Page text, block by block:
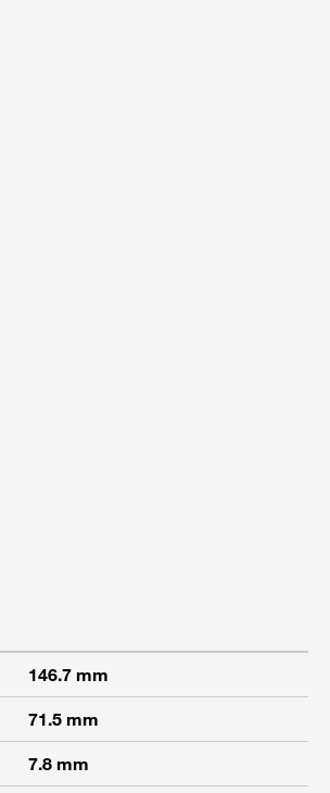
146.7 mm
71.5 mm
7.8 mm